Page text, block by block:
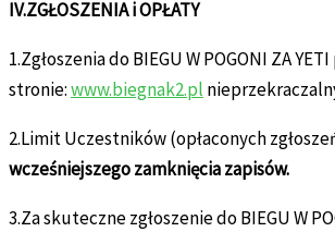
IV.ZGŁOSZENIA i OPŁATY
1.Zgłoszenia do BIEGU W POGONI ZA
stronie:www.biegnak2.pl
2.Limit Uczestników (opłaconych
wcześniejszego zamknięcia zapisów.
3.Za skuteczne zgłoszenie do BIEGU W